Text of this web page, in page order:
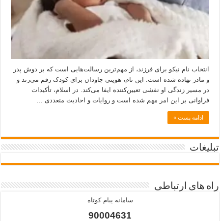
انتخاب نام نیکو برای فرزند، از مهم‌ترین رسالت‌هایی است که بر دوش پدر
و مادر نهاده شده است. این نام، هویتی جاودان برای کودک رقم می‌زند و
در مسیر زندگی او نقشی تعیین‌کننده ایفا می‌کند. در اسلام، تأکیدات
فراوانی بر این امر مهم شده است و روایات و احادیث متعددی …
ادامه پست »
تبلیغات
راه های ارتباطی
سامانه پیام کوتاه
90004631